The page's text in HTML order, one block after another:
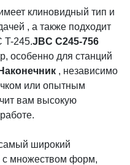
клиновидный тип и
, а также подходит
T-245.JBC C245-756
особенно для станций
, независимо
или опытным
вам высокую
широкий
с множеством форм,